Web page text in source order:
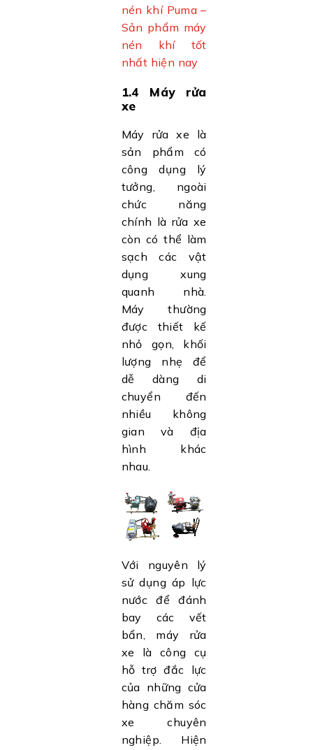
nén khí Puma –
Sản phẩm máy
nén khí tốt
nhất hiện nay
1.4 Máy rửa
xe
Máy rửa xe là
sản phẩm có
công dụng lý
tưởng, ngoài
chức năng
chính là rửa xe
còn có thể làm
sạch các vật
dụng xung
quanh nhà.
Máy thường
được thiết kế
nhỏ gọn, khối
lượng nhẹ để
dễ dàng di
chuyển đến
nhiều không
gian và địa
hình khác
nhau.
Với nguyên lý
sử dụng áp lực
nước để đánh
bay các vết
bẩn, máy rửa
xe là công cụ
hỗ trợ đắc lực
của những cửa
hàng chăm sóc
xe chuyên
nghiệp. Hiện